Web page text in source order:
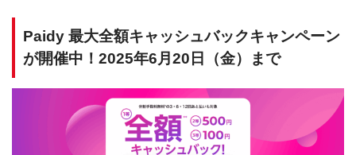
Paidy 最大全額キャッシュバックキャンペーン
が開催中！2025年6月20日（金）まで